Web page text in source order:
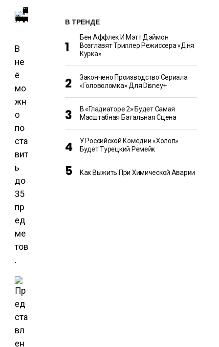
В
не
ё
мо
жн
о
по
ста
вит
ь
до
35
пр
ед
ме
тов
.
В ТРЕНДЕ
Бен Аффлек И Мэтт Дэймон
Возглавят Триллер Режиссера «Дня
Курка»
Закончено Производство Сериала
«Головоломка» Для Disney+
В «Гладиаторе 2» Будет Самая
Масштабная Батальная Сцена
У Российской Комедии «Холоп»
Будет Турецкий Ремейк
Как Выжить При Химической Аварии